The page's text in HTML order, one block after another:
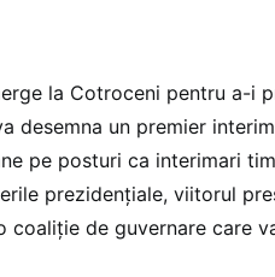
la Cotroceni pentru a-i
desemna un premier
pe posturi ca interimari
prezidențiale, viitorul
coaliție de guvernare care